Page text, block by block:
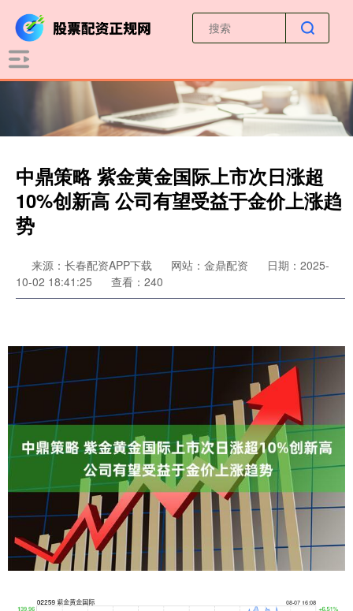
中鼎策略 紫金黄金国际上市次日涨超
10%创新高 公司有望受益于金价上涨趋
势
来源：长春配资APP下载 网站：金鼎配资
日期：2025-
10-02 18:41:25
查看：240